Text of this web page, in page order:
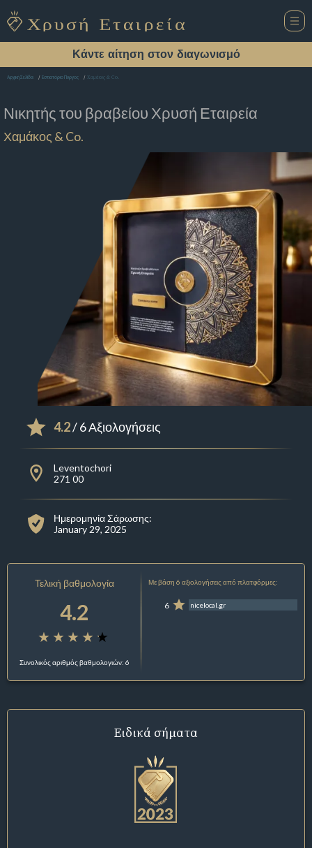
Κάντε αίτηση στον διαγωνισμό
Αρχική Σελίδα Εστιατόριο Πυργος Χαμάκος & Co.
Νικητής του βραβείου Χρυσή Εταιρεία
Χαμάκος & Co.
4.2/ 6 Αξιολογήσεις
Leventochori
271 00
Ημερομηνία Σάρωσης:
January 29, 2025
Τελική βαθμολογία
4.2
Συνολικός αριθμός βαθμολογιών: 6
Με βάση 6 αξιολογήσεις από πλατφόρμες:
6 nicelocal.gr
Ειδικά σήματα